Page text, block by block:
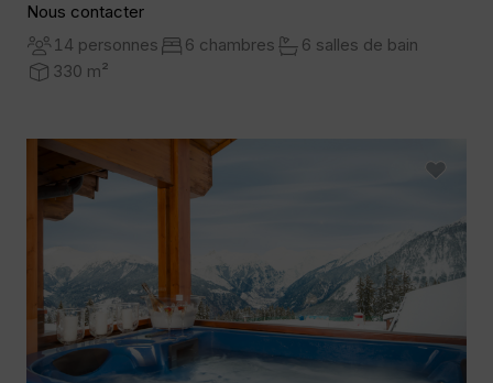
Nous contacter
14 personnes
6 chambres
6 salles de bain
330 m²